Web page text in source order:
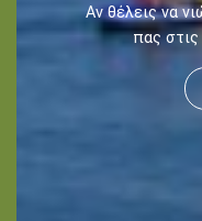
EN
Αν θέλεις να
πας